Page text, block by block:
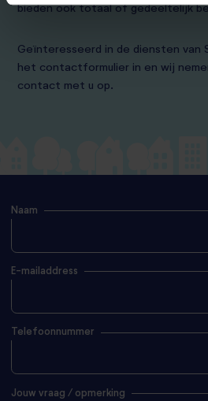
bieden ook totaal of gedeeltelijk
Geïnteresseerd in de diensten van
het contactformulier in en wij
contact met u op.
Naam
E-mailaddress
Telefoonnummer
Jouw vraag / opmerking